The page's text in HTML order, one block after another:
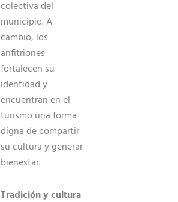
colectiva del
municipio. A
cambio, los
anfitriones
fortalecen su
identidad y
encuentran en el
turismo una forma
digna de compartir
su cultura y generar
bienestar.
Tradición y cultura